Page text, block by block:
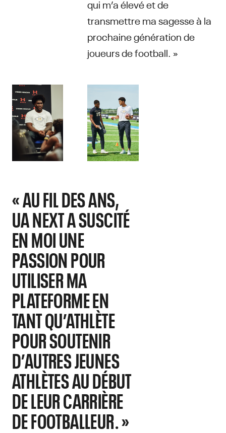
qui m’a élevé et de
transmettre ma sagesse à la
prochaine génération de
joueurs de football. »
« AU FIL DES ANS,
UA NEXT A SUSCITÉ
EN MOI UNE
PASSION POUR
UTILISER MA
PLATEFORME EN
TANT QU’ATHLÈTE
POUR SOUTENIR
D’AUTRES JEUNES
ATHLÈTES AU DÉBUT
DE LEUR CARRIÈRE
DE FOOTBALLEUR. »